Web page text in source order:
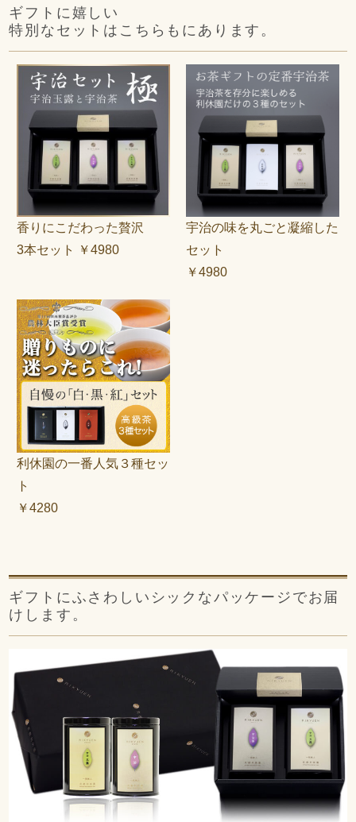
ギフトに嬉しい
特別なセットはこちらもにあります。
香りにこだわった贅沢
3本セット ￥4980
宇治の味を丸ごと凝縮した
セット
￥4980
利休園の一番人気３種セッ
ト
￥4280
ギフトにふさわしいシックなパッケージでお届
けします。